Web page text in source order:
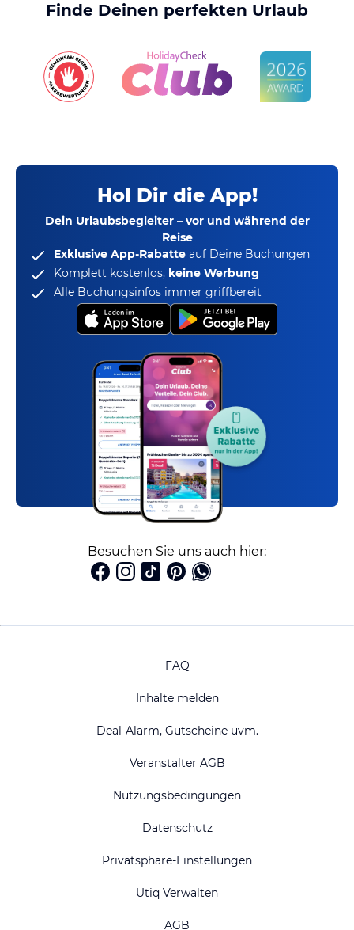
Finde Deinen perfekten Urlaub
Hol Dir die App!
Dein Urlaubsbegleiter – vor und während der
Reise
Exklusive App-Rabatte auf Deine Buchungen
Komplett kostenlos, keine Werbung
Alle Buchungsinfos immer griffbereit
Besuchen Sie uns auch hier:
FAQ
Inhalte melden
Deal-Alarm, Gutscheine uvm.
Veranstalter AGB
Nutzungsbedingungen
Datenschutz
Privatsphäre-Einstellungen
Utiq Verwalten
AGB